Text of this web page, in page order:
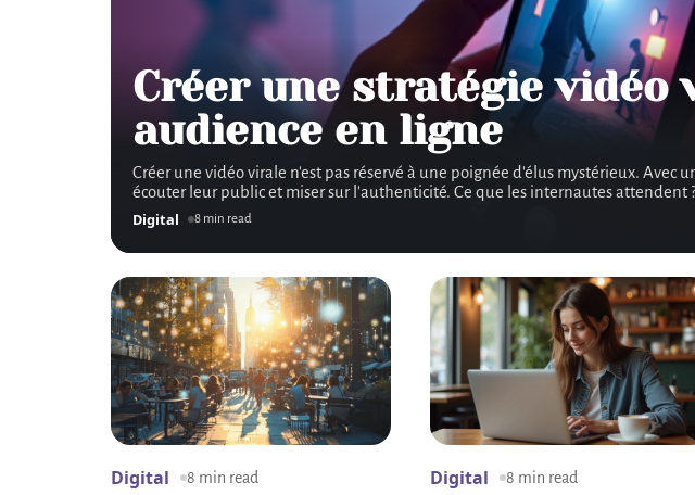
Créer une stratégie
audience en ligne
Créer une vidéo virale n'est pas réservé à une poignée d'élus mystérieux. Avec
écouter leur public et miser sur l'authenticité. Ce que les internautes attendent
Digital 8 min read
Digital 8 min read Digital 8 min read